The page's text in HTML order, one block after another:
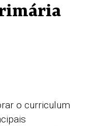
o curriculum